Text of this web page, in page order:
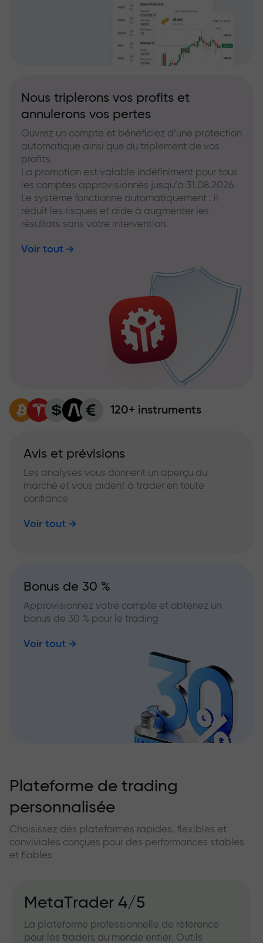
Nous triplerons vos profits et
annulerons vos pertes
Ouvrez un compte et bénéficiez d’une protection
automatique ainsi que du triplement de vos
profits.
La promotion est valable indéfiniment pour tous
les comptes approvisionnés jusqu’à 31.08.2026.
Le système fonctionne automatiquement : il
réduit les risques et aide à augmenter les
résultats sans votre intervention.
Voir tout
120+ instruments
Avis et prévisions
Les analyses vous donnent un aperçu du
marché et vous aident à trader en toute
confiance
Voir tout
Bonus de 30 %
Approvisionnez votre compte et obtenez un
bonus de 30 % pour le trading
Voir tout
Plateforme de trading
personnalisée
Choisissez des plateformes rapides, flexibles et
conviviales conçues pour des performances stables
et fiables
MetaTrader 4/5
La plateforme professionnelle de référence
pour les traders du monde entier. Outils